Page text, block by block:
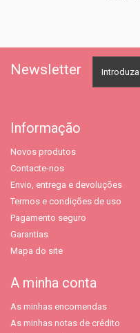
Newsletter
Informação
Novos produtos
Contacte-nos
Envio, entrega e devoluções
Termos e condições de uso
Pagamento seguro
Garantias
Mapa do site
A minha conta
As minhas encomendas
As minhas notas de crédito